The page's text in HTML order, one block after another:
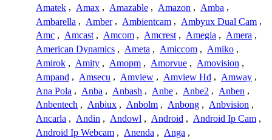
Amatek , Amax , Amazable , Amazon , Amba ,
Ambarella , Amber , Ambientcam , Ambyux Dual Cam ,
Amc , Amcast , Amcom , Amcrest , Amegia , Amera ,
American Dynamics , Ameta , Amiccom , Amiko ,
Amirok , Amity , Amopm , Amorvue , Amovision ,
Ampand , Amsecu , Amview , Amview Hd , Amway ,
Ana Pola , Anba , Anbash , Anbe , Anbe2 , Anben ,
Anbentech , Anbiux , Anbolm , Anbong , Anbvision ,
Ancarla , Andin , Andowl , Android , Android Ip Cam ,
Android Ip Webcam , Anenda , Anga ,